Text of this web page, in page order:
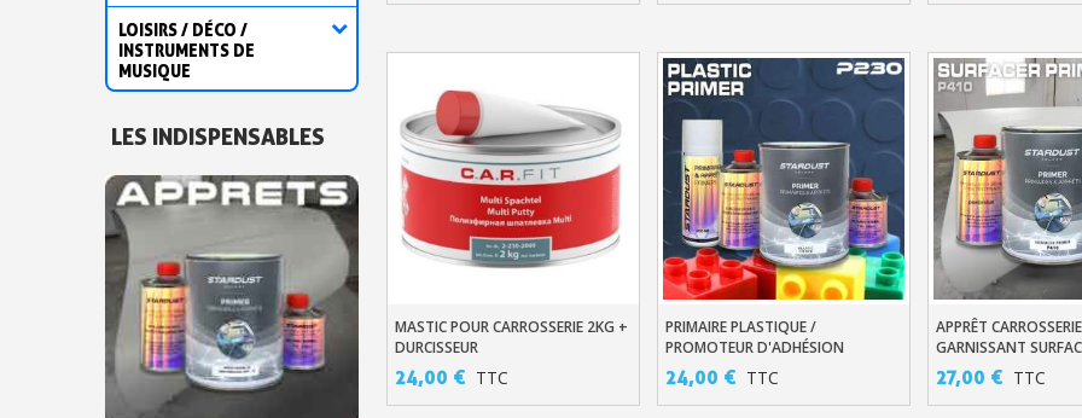
Gagnez des points de
Livraison sous 24
Retour produits
Réduction de 5€ sur la
10€ de bon d'achat
Inscription à la
LOISIRS / DÉCO /
INSTRUMENTS DE
MUSIQUE
LES INDISPENSABLES
Ajouter Au Panier
MASTIC POUR CARROSSERIE 2KG +
DURCISSEUR
24,00 € TTC
Ajouter Au Panier
PRIMAIRE PLASTIQUE /
PROMOTEUR D'ADHÉSION
MONOCOMPOSANTE P230
24,00 € TTC
Ajouter Au Panier
APPRÊT CARROSSERIE
GARNISSANT
27,00 € TTC